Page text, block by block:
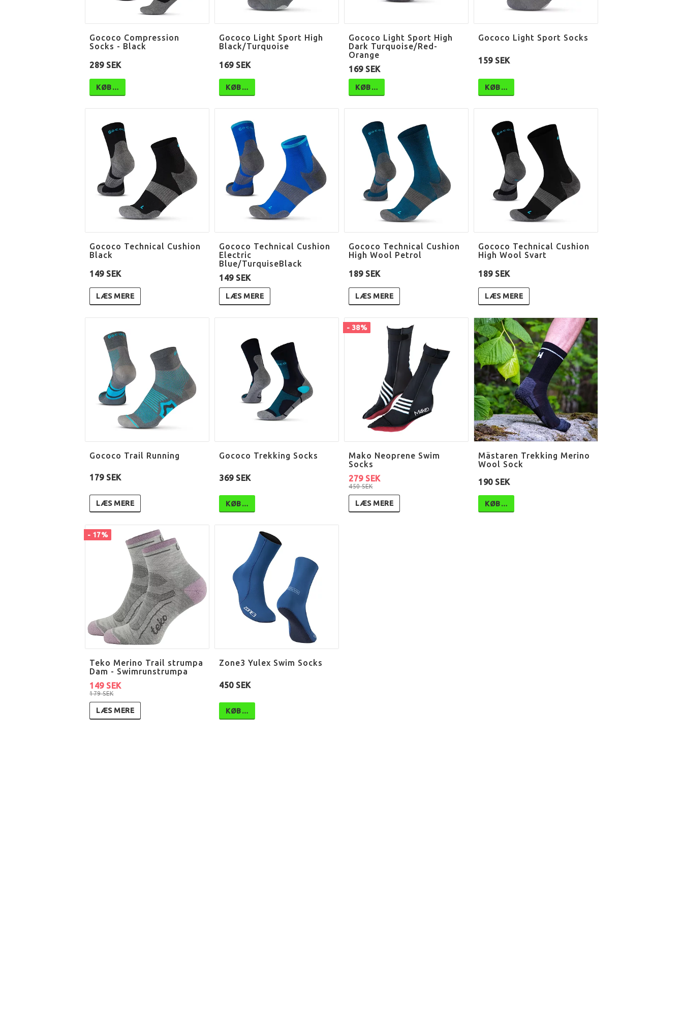
Gococo Compression
Socks - Black
289 SEK
KØB…
Gococo Light Sport High
Black/Turquoise
169 SEK
KØB…
Gococo Light Sport High
Dark Turquoise/Red-
Orange
169 SEK
KØB…
Gococo Light Sport Socks
159 SEK
KØB…
Gococo Technical Cushion
Black
149 SEK
LÆS MERE
Gococo Technical Cushion
Electric
Blue/TurquiseBlack
149 SEK
LÆS MERE
Gococo Technical Cushion
High Wool Petrol
189 SEK
LÆS MERE
Gococo Technical Cushion
High Wool Svart
189 SEK
LÆS MERE
Gococo Trail Running
179 SEK
LÆS MERE
Gococo Trekking Socks
369 SEK
KØB…
- 38%
Mako Neoprene Swim
Socks
450 SEK
279 SEK
LÆS MERE
Mästaren Trekking Merino
Wool Sock
190 SEK
KØB…
- 17%
Teko Merino Trail strumpa
Dam - Swimrunstrumpa
179 SEK
149 SEK
LÆS MERE
Zone3 Yulex Swim Socks
450 SEK
KØB…